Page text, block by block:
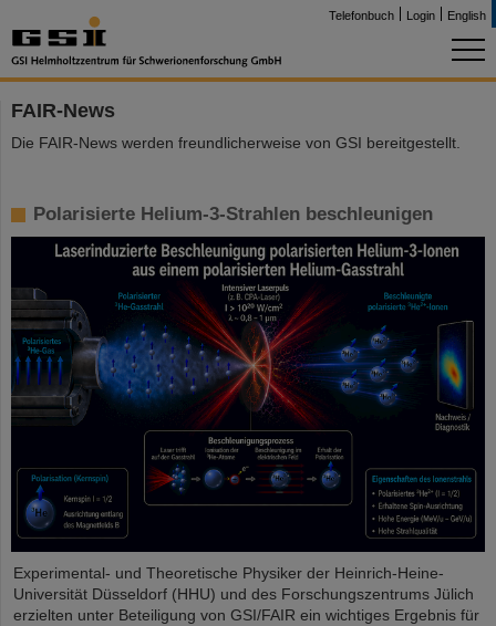
Telefonbuch Login English
FAIR-News
Die FAIR-News werden freundlicherweise von GSI bereitgestellt.
Polarisierte Helium-3-Strahlen beschleunigen
Experimental- und Theoretische Physiker der Heinrich-Heine-
Universität Düsseldorf (HHU) und des Forschungszentrums Jülich
erzielten unter Beteiligung von GSI/FAIR ein wichtiges Ergebnis für